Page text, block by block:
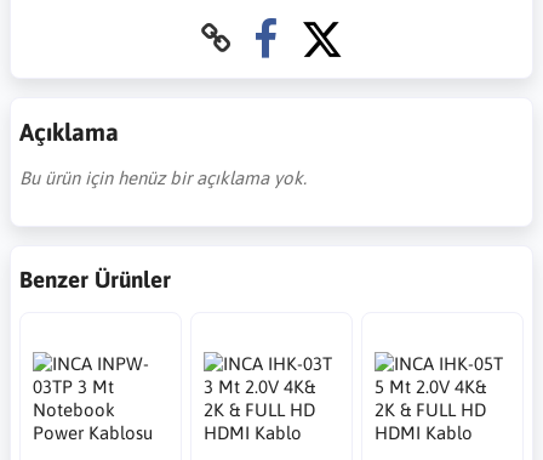
Açıklama
Bu ürün için henüz bir açıklama yok.
Benzer Ürünler